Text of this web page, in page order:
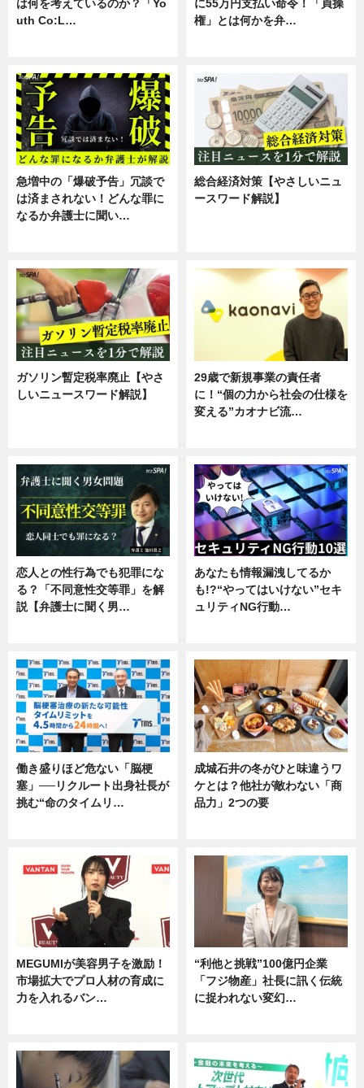
は何を考えているのか？「Yo
uth Co:L…
に55万円支払い命令！「貞操
権」とは何かを弁…
急増中の「爆破予告」冗談で
は済まされない！どんな罪に
なるか弁護士に聞い…
総合経済対策【やさしいニュ
ースワード解説】
ガソリン暫定税率廃止【やさ
しいニュースワード解説】
29歳で新規事業の責任者
に！“個の力から社会の仕様を
変える”カオナビ流…
恋人との性行為でも犯罪にな
る？「不同意性交等罪」を解
説【弁護士に聞く男…
あなたも情報漏洩してるか
も!?“やってはいけない”セキ
ュリティNG行動…
働き盛りほど危ない「脳梗
塞」──リクルート出身社長が
挑む“命のタイムリ…
成城石井の冬がひと味違うワ
ケとは？他社が敵わない「商
品力」2つの要
MEGUMIが美容男子を激励！
市場拡大でプロ人材の育成に
力を入れるバン…
“利他と挑戦”100億円企業
「フジ物産」社長に訊く伝統
に捉われない変幻…